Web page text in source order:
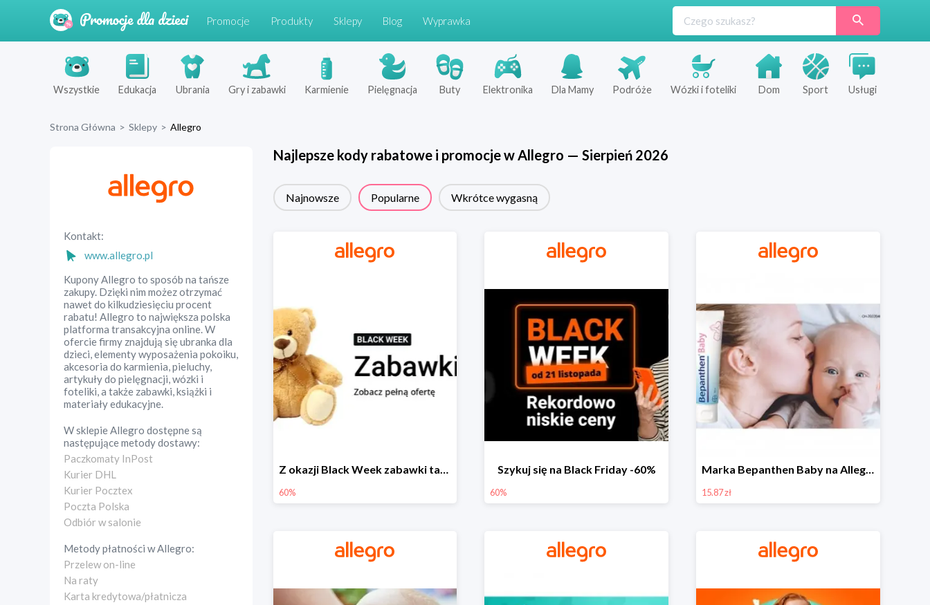
Promocje Produkty Sklepy Blog Wyprawka
Wszystkie Edukacja Ubrania Gry i zabawki Karmienie Pielęgnacja Buty Elektronika Dla Mamy Podróże Wózki i foteliki Dom Sport Usługi
Strona Główna > Sklepy > Allegro
Kontakt:
www.allegro.pl
Kupony Allegro to sposób na tańsze
zakupy. Dzięki nim możez otrzymać
nawet do kilkudziesięciu procent
rabatu! Allegro to największa polska
platforma transakcyjna online. W
ofercie firmy znajdują się ubranka dla
dzieci, elementy wyposażenia pokoiku,
akcesoria do karmienia, pieluchy,
artykuły do pielęgnacji, wózki i
foteliki, a także zabawki, książki i
materiały edukacyjne.
W sklepieAllegro dostępne są
następujące metody dostawy:
Paczkomaty InPost
Kurier DHL
Kurier Pocztex
Poczta Polska
Odbiór w salonie
Metody płatności wAllegro:
Przelew on-line
Na raty
Karta kredytowa/płatnicza
Najlepsze kody rabatowe i promocje wAllegro — Sierpień 2026
Najnowsze Popularne Wkrótce wygasną
Z okazji Black Week zabawki taniej na allegro.pl
60%
Szykuj się na Black Friday -60%
60%
Marka Bepanthen Baby na Allegro od 15,87 zł!
15.87 zł